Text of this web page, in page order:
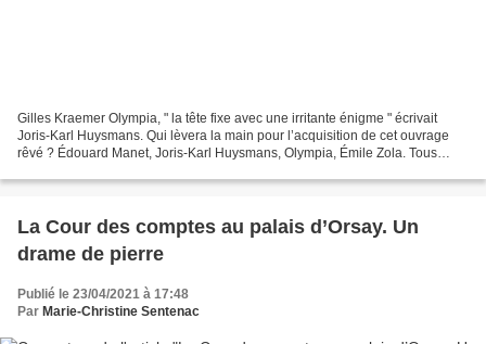
Gilles Kraemer Olympia, " la tête fixe avec une irritante énigme " écrivait
Joris-Karl Huysmans. Qui lèvera la main pour l’acquisition de cet ouvrage
rêvé ? Édouard Manet, Joris-Karl Huysmans, Olympia, Émile Zola. Tous
La Cour des comptes au palais d’Orsay. Un
drame de pierre
Publié le 23/04/2021 à 17:48
Par Marie-Christine Sentenac